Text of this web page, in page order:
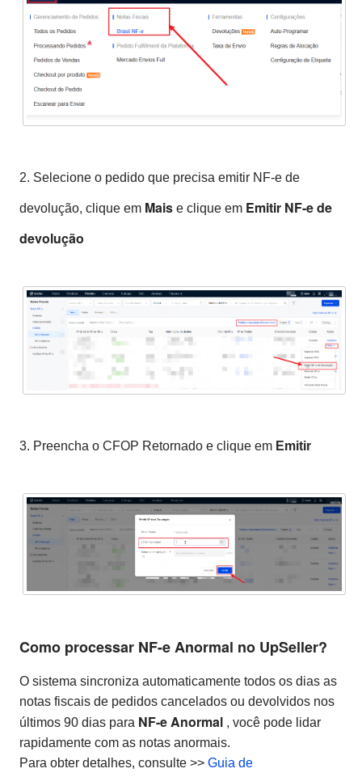
2. Selecione o pedido que precisa emitir NF-e de
devolução, clique em Mais e clique em Emitir NF-e de
devolução
3. Preencha o CFOP Retornado e clique em Emitir
Como processar NF-e Anormal no UpSeller?
O sistema sincroniza automaticamente todos os dias as
notas fiscais de pedidos cancelados ou devolvidos nos
últimos 90 dias para NF-e Anormal , você pode lidar
rapidamente com as notas anormais.
Para obter detalhes, consulte >> Guia de